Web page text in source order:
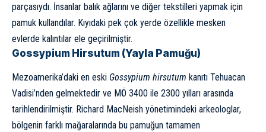
parçasıydı. İnsanlar balık ağlarını ve diğer tekstilleri yapmak için
pamuk kullandılar. Kıyıdaki pek çok yerde özellikle mesken
evlerde kalıntılar ele geçirilmiştir.
Gossypium Hirsutum (Yayla Pamuğu)
Mezoamerika’daki en eski Gossypium hirsutum kanıtı Tehuacan
Vadisi’nden gelmektedir ve MÖ 3400 ile 2300 yılları arasında
tarihlendirilmiştir. Richard MacNeish yönetimindeki arkeologlar,
bölgenin farklı mağaralarında bu pamuğun tamamen